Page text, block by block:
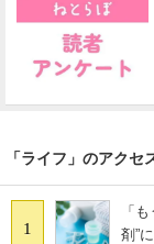
「ライフ」のアクセ
1
「
剤”